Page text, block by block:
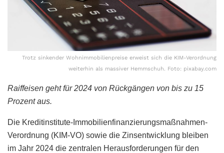
Trotz sinkender Wohnimmobilienpreise erweist sich die KIM-Verordnung
weiterhin als massiver Hemmschuh. Foto: pixabay.com
Raiffeisen geht für 2024 von Rückgängen von bis zu 15
Prozent aus.
Die Kreditinstitute-Immobilienfinanzierungsmaßnahmen-
Verordnung (KIM-VO) sowie die Zinsentwicklung bleiben
im Jahr 2024 die zentralen Herausforderungen für den